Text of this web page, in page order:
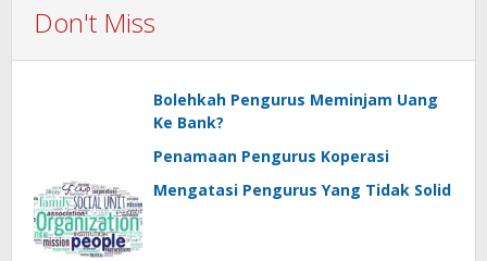
Don't Miss
Bolehkah Pengurus Meminjam Uang
Ke Bank?
Penamaan Pengurus Koperasi
Mengatasi Pengurus Yang Tidak Solid